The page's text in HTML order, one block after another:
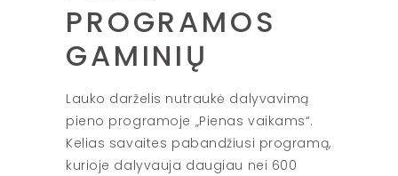
PROGRAMOS
GAMINIŲ
Lauko darželis nutraukė dalyvavimą
pieno programoje „Pienas vaikams“.
Kelias savaites pabandžiusi programą,
kurioje dalyvauja daugiau nei 600